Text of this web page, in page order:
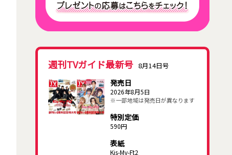
週刊TVガイド最新号 8月14日号
発売日
2026年8月5日
※一部地域は発売日が異なります
特別定価
590円
表紙
Kis-My-Ft2